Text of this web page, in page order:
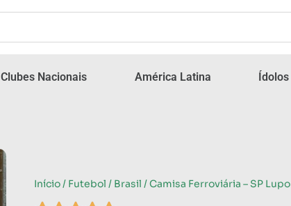
Clubes Nacionais América Latina Ídolos
Início/ Futebol / Brasil / Camisa Ferroviária – SP Lupo